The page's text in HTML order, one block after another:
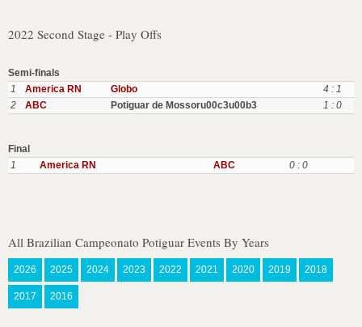
2022 Second Stage - Play Offs
Semi-finals
1
America RN Globo
4 : 1
2
ABC Potiguar de Mossoru00c3u00b3 1 : 0
Final
1
America RN ABC 0 : 0
All Brazilian Campeonato Potiguar Events By Years
2026 2025 2024 2023 2022 2021 2020 2019 2018
2017 2016